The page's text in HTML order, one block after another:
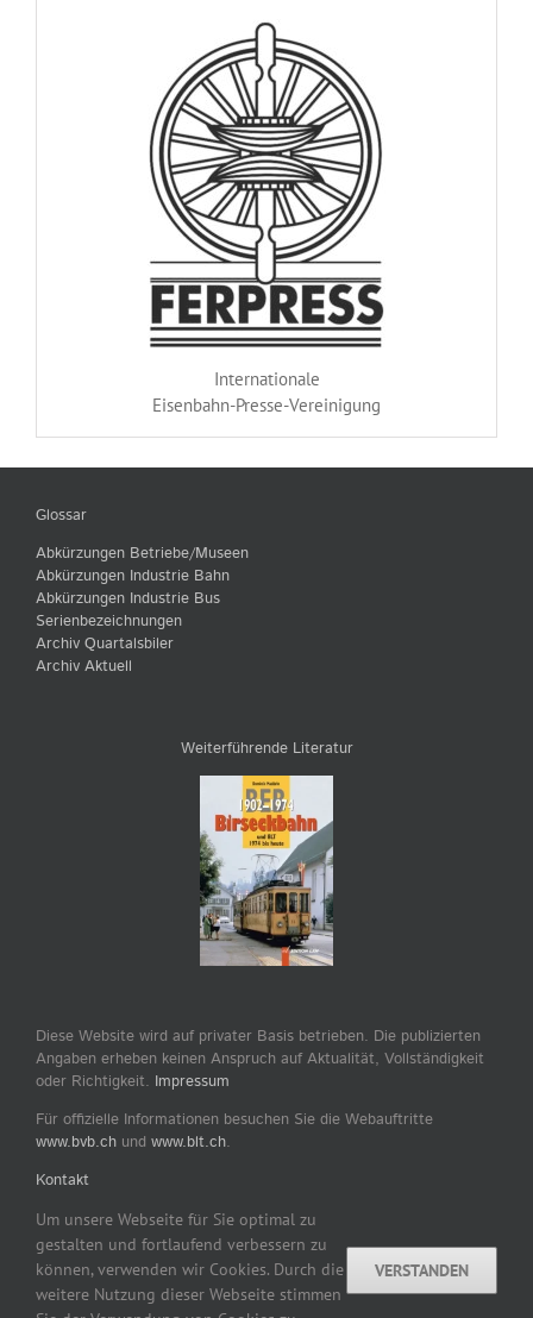
Internationale
Eisenbahn-Presse-Vereinigung
Glossar
Abkürzungen Betriebe/Museen
Abkürzungen Industrie Bahn
Abkürzungen Industrie Bus
Serienbezeichnungen
Archiv Quartalsbiler
Archiv Aktuell
Weiterführende Literatur
Diese Website wird auf privater Basis betrieben. Die publizierten
Angaben erheben keinen Anspruch auf Aktualität, Vollständigkeit
oder Richtigkeit. Impressum
Für offizielle Informationen besuchen Sie die Webauftritte
www.bvb.ch und www.blt.ch.
Kontakt
Copyright © 2007–2026 by tram-bus-basel.ch / Dominik
Um unsere Webseite für Sie optimal zu
gestalten und fortlaufend verbessern zu
können, verwenden wir Cookies. Durch die
weitere Nutzung dieser Webseite stimmen
VERSTANDEN